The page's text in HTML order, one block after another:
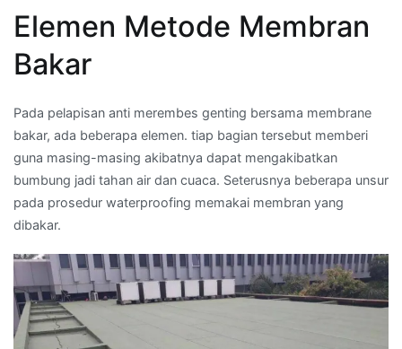
Elemen Metode Membran
Bakar
Pada pelapisan anti merembes genting bersama membrane
bakar, ada beberapa elemen. tiap bagian tersebut memberi
guna masing-masing akibatnya dapat mengakibatkan
bumbung jadi tahan air dan cuaca. Seterusnya beberapa unsur
pada prosedur waterproofing memakai membran yang
dibakar.